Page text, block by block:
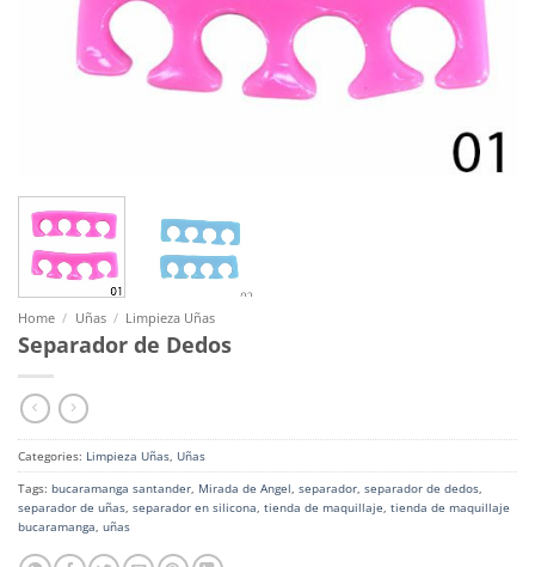
Home / Uñas / Limpieza Uñas
Separador de Dedos
Categories: Limpieza Uñas, Uñas
Tags: bucaramanga santander, Mirada de Angel, separador, separador de dedos,
separador de uñas, separador en silicona, tienda de maquillaje, tienda de maquillaje
bucaramanga, uñas